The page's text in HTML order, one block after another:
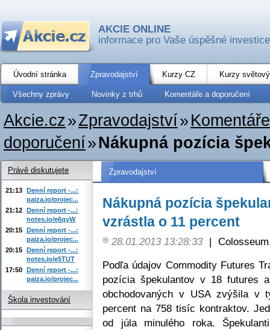
AKCIE ONLINE
informace pro Vaše úspěšné investice
Úvodní stránka Zpravodajství Kurzy CZ Kurzy
Všechny zprávy Novinky z trhů Komentáře a doporučení
Akcie.cz»Zpravodajství»
doporučení»Nákupná pozícia
Zpravodajství
Nákupná pozícia
vzrástla o 11 percent
28.01.2013 13:28:33 |
Podľa údajov Commodity Futures
pozícia špekulantov v 18 futures
obchodovaných v USA zvýšila v
percent na 758 tisíc kontraktov.
od júla minulého roka.
Právě diskutujete
21:13 Denní report -...:
paiza.io/projec...
21:12 Denní report -...:
notes.io/e6qyW
20:15 Denní report -...:
paiza.io/projec...
20:15 Denní report -...:
notes.io/e5TUT
17:50 Denní report -...:
paiza.io/projec...
Škola investování